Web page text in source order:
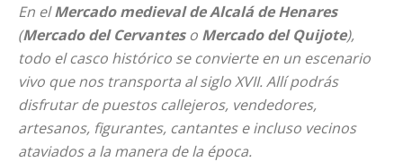
En elMercado medieval de Alcalá de Henares
(Mercado del Cervanteso Mercado del Quijote),
todo el casco histórico se convierte en un escenario
vivo que nos transporta al siglo XVII. Allí podrás
disfrutar de puestos callejeros, vendedores,
artesanos, figurantes, cantantes e incluso vecinos
ataviados a la manera de la época.